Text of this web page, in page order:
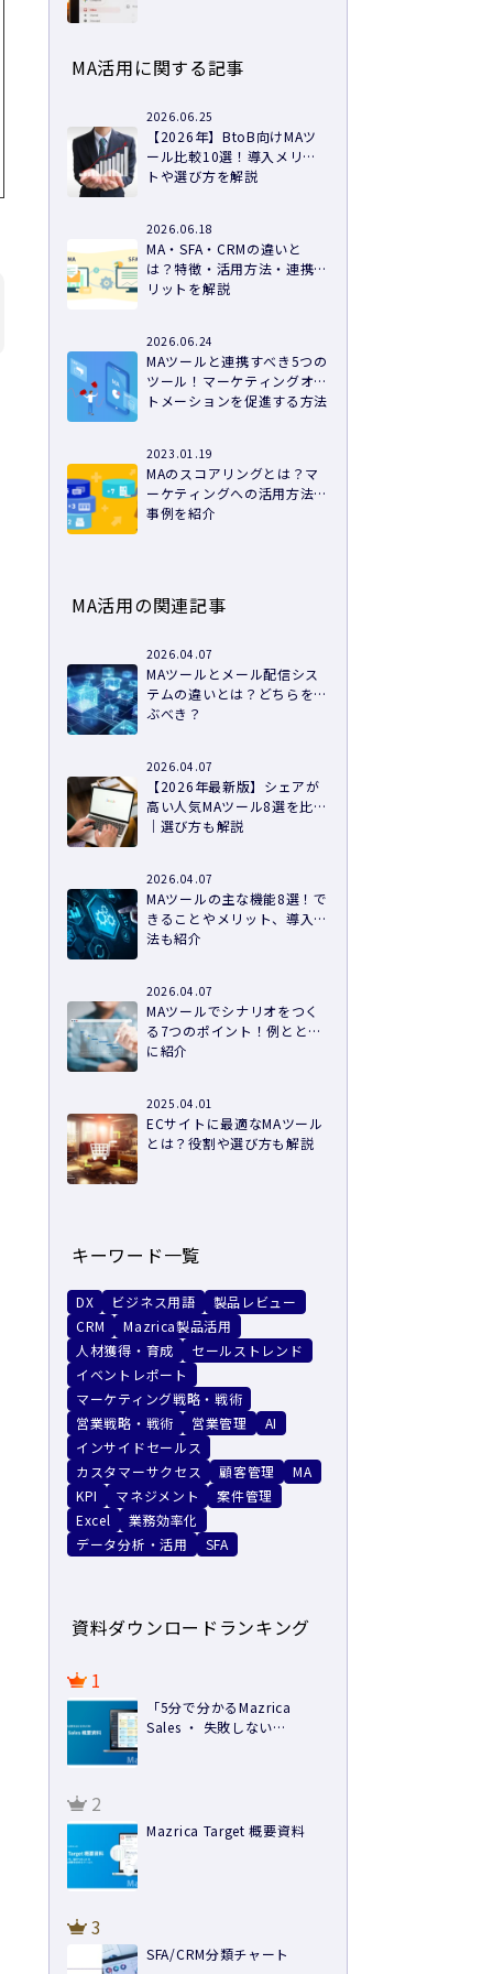
MA活用に関する記事
2026.06.25
【2026年】BtoB向けMAツ
ール比較10選！導入メリッ
トや選び方を解説
2026.06.18
MA・SFA・CRMの違いと
は？特徴・活用方法・連携メ
リットを解説
2026.06.24
MAツールと連携すべき5つの
ツール！マーケティングオー
トメーションを促進する方法
2023.01.19
MAのスコアリングとは？マ
ーケティングへの活用方法と
事例を紹介
MA活用の関連記事
2026.04.07
MAツールとメール配信シス
テムの違いとは？どちらを選
ぶべき？
2026.04.07
【2026年最新版】シェアが
高い人気MAツール8選を比較
｜選び方も解説
2026.04.07
MAツールの主な機能8選！で
きることやメリット、導入方
法も紹介
2026.04.07
MAツールでシナリオをつく
る7つのポイント！例ととも
に紹介
2025.04.01
ECサイトに最適なMAツール
とは？役割や選び方も解説
キーワード一覧
DX ビジネス用語
製品レビュー
CRM
Mazrica製品活用
人材獲得・育成
セールストレンド
イベントレポート
マーケティング戦略・戦術
営業戦略・戦術
営業管理
AI
インサイドセールス
カスタマーサクセス
顧客管理
MA
KPI
マネジメント
案件管理
Excel
業務効率化
データ分析・活用
SFA
資料ダウンロードランキング
1
「5分で分かるMazrica
Sales ・ 失敗しない
2
Mazrica Target 概要資料
3
SFA/CRM分類チャート